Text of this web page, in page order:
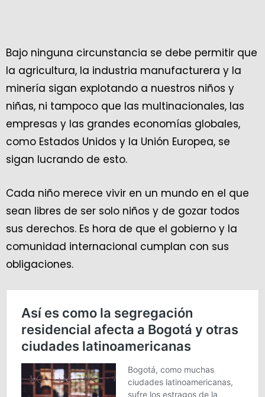
Bajo ninguna circunstancia se debe permitir que
la agricultura, la industria manufacturera y la
minería sigan explotando a nuestros niños y
niñas, ni tampoco que las multinacionales, las
empresas y las grandes economías globales,
como Estados Unidos y la Unión Europea, se
sigan lucrando de esto.
Cada niño merece vivir en un mundo en el que
sean libres de ser solo niños y de gozar todos
sus derechos. Es hora de que el gobierno y la
comunidad internacional cumplan con sus
obligaciones.